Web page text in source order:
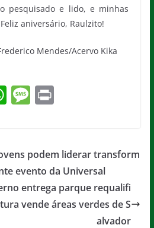
pesquisado e lido, e minhas
aniversário, Raulzito!
Mendes/Acervo Kika
W
s
A
p
p
M
a
g
e
Pr
podem liderar transform
evento da Universal
entrega parque requalifi
vende áreas verdes de S
alvador